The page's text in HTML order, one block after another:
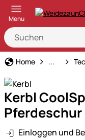
Menu
Home Haus und
...
Kerbl
Einloggen und